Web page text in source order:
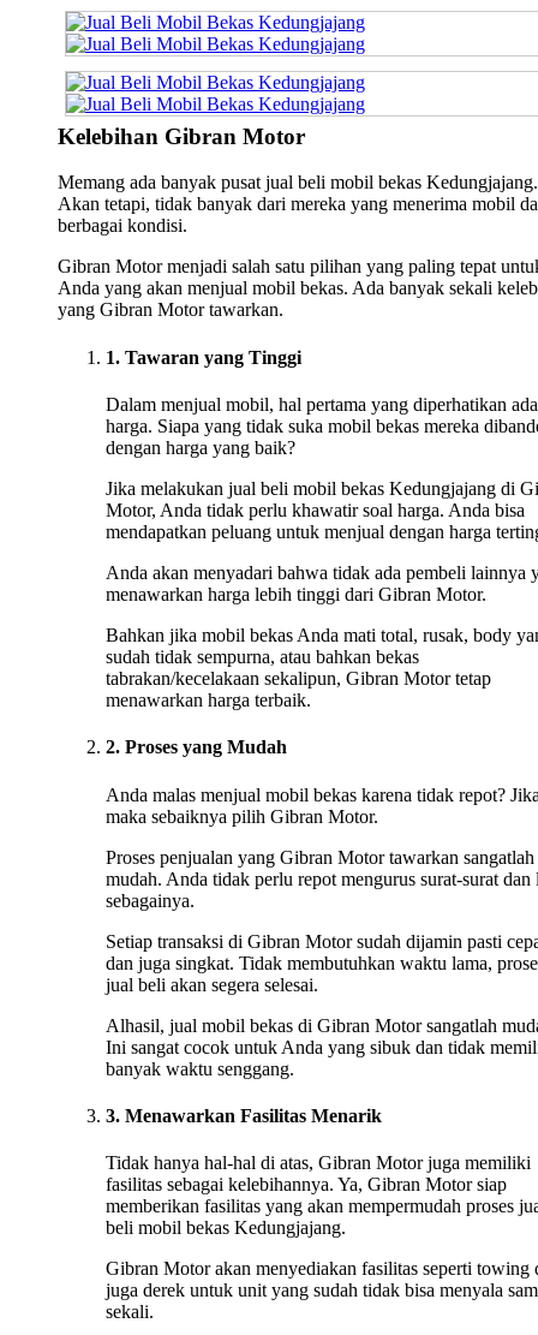
Kelebihan Gibran Motor
Memang ada banyak pusat jual beli mobil bekas Kedungjajang.
Akan tetapi, tidak banyak dari mereka yang menerima mobil
berbagai kondisi.
Gibran Motor menjadi salah satu pilihan yang paling tepat
Anda yang akan menjual mobil bekas. Ada banyak sekali
yang Gibran Motor tawarkan.
1. Tawaran yang Tinggi
Dalam menjual mobil, hal pertama yang diperhatikan
harga. Siapa yang tidak suka mobil bekas mereka
dengan harga yang baik?
Jika melakukan jual beli mobil bekas Kedungjajang di
Motor, Anda tidak perlu khawatir soal harga. Anda bisa
mendapatkan peluang untuk menjual dengan harga
Anda akan menyadari bahwa tidak ada pembeli lainnya
menawarkan harga lebih tinggi dari Gibran Motor.
Bahkan jika mobil bekas Anda mati total, rusak, body
sudah tidak sempurna, atau bahkan bekas
tabrakan/kecelakaan sekalipun, Gibran Motor tetap
menawarkan harga terbaik.
2. Proses yang Mudah
Anda malas menjual mobil bekas karena tidak repot?
maka sebaiknya pilih Gibran Motor.
Proses penjualan yang Gibran Motor tawarkan sangatlah
mudah. Anda tidak perlu repot mengurus surat-surat dan
sebagainya.
Setiap transaksi di Gibran Motor sudah dijamin pasti
dan juga singkat. Tidak membutuhkan waktu lama,
jual beli akan segera selesai.
Alhasil, jual mobil bekas di Gibran Motor sangatlah
Ini sangat cocok untuk Anda yang sibuk dan tidak
banyak waktu senggang.
3. Menawarkan Fasilitas Menarik
Tidak hanya hal-hal di atas, Gibran Motor juga memiliki
fasilitas sebagai kelebihannya. Ya, Gibran Motor siap
memberikan fasilitas yang akan mempermudah proses
beli mobil bekas Kedungjajang.
Gibran Motor akan menyediakan fasilitas seperti towing
juga derek untuk unit yang sudah tidak bisa menyala
sekali.